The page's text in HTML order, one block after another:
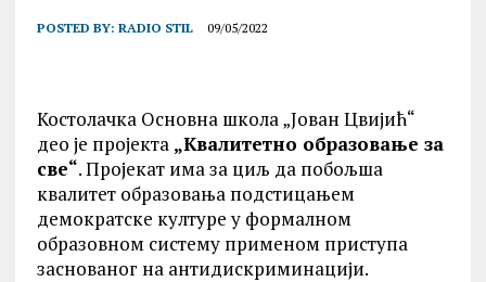
POSTED BY: RADIO STIL 09/05/2022
Костолачка Основна школа „Јован Цвијић“
део је пројекта „Квалитетно образовање за
све“. Пројекат има за циљ да побољша
квалитет образовања подстицањем
демократске културе у формалном
образовном систему применом приступа
заснованог на антидискриминацији.